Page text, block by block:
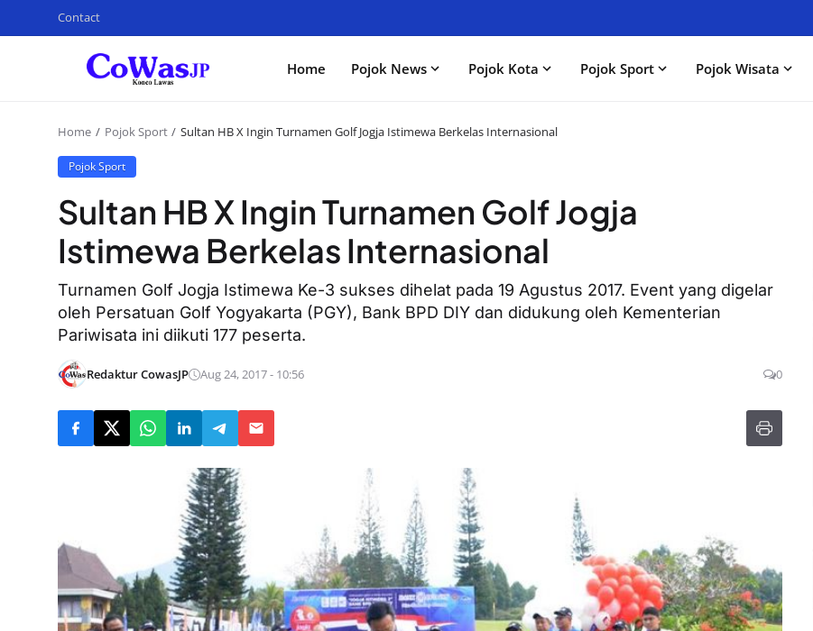
Contact
Home Pojok News Pojok Kota Pojok Sport Pojok Wisata
Home Pojok Sport Sultan HB X Ingin Turnamen Golf Jogja Istimewa Berkelas Internasional
Pojok Sport
Sultan HB X Ingin Turnamen Golf Jogja
Istimewa Berkelas Internasional
Turnamen Golf Jogja Istimewa Ke-3 sukses dihelat pada 19 Agustus 2017. Event yang digelar
oleh Persatuan Golf Yogyakarta (PGY), Bank BPD DIY dan didukung oleh Kementerian
Pariwisata ini diikuti 177 peserta.
Redaktur CowasJP Aug 24, 2017 - 10:56 0